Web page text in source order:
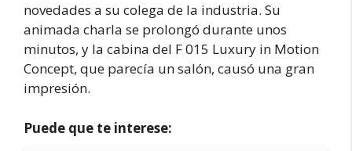
novedades a su colega de la industria. Su
animada charla se prolongó durante unos
minutos, y la cabina del F 015 Luxury in Motion
Concept, que parecía un salón, causó una gran
impresión.
Puede que te interese: